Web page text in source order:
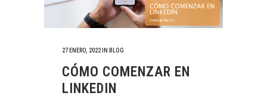
27 ENERO, 2022 IN BLOG
CÓMO COMENZAR EN
LINKEDIN